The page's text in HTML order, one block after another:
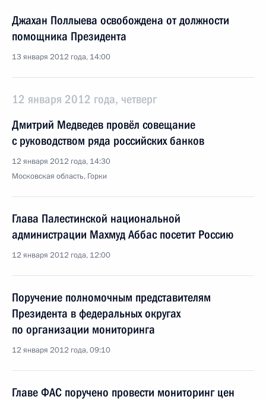
Джахан Поллыева освобождена от должности
помощника Президента
13 января 2012 года, 14:00
12 января 2012 года, четверг
Дмитрий Медведев провёл совещание
с руководством ряда российских банков
12 января 2012 года, 14:30
Московская область, Горки
Глава Палестинской национальной
администрации Махмуд Аббас посетит Россию
12 января 2012 года, 12:00
Поручение полномочным представителям
Президента в федеральных округах
по организации мониторинга
12 января 2012 года, 09:10
Главе ФАС поручено провести мониторинг цен